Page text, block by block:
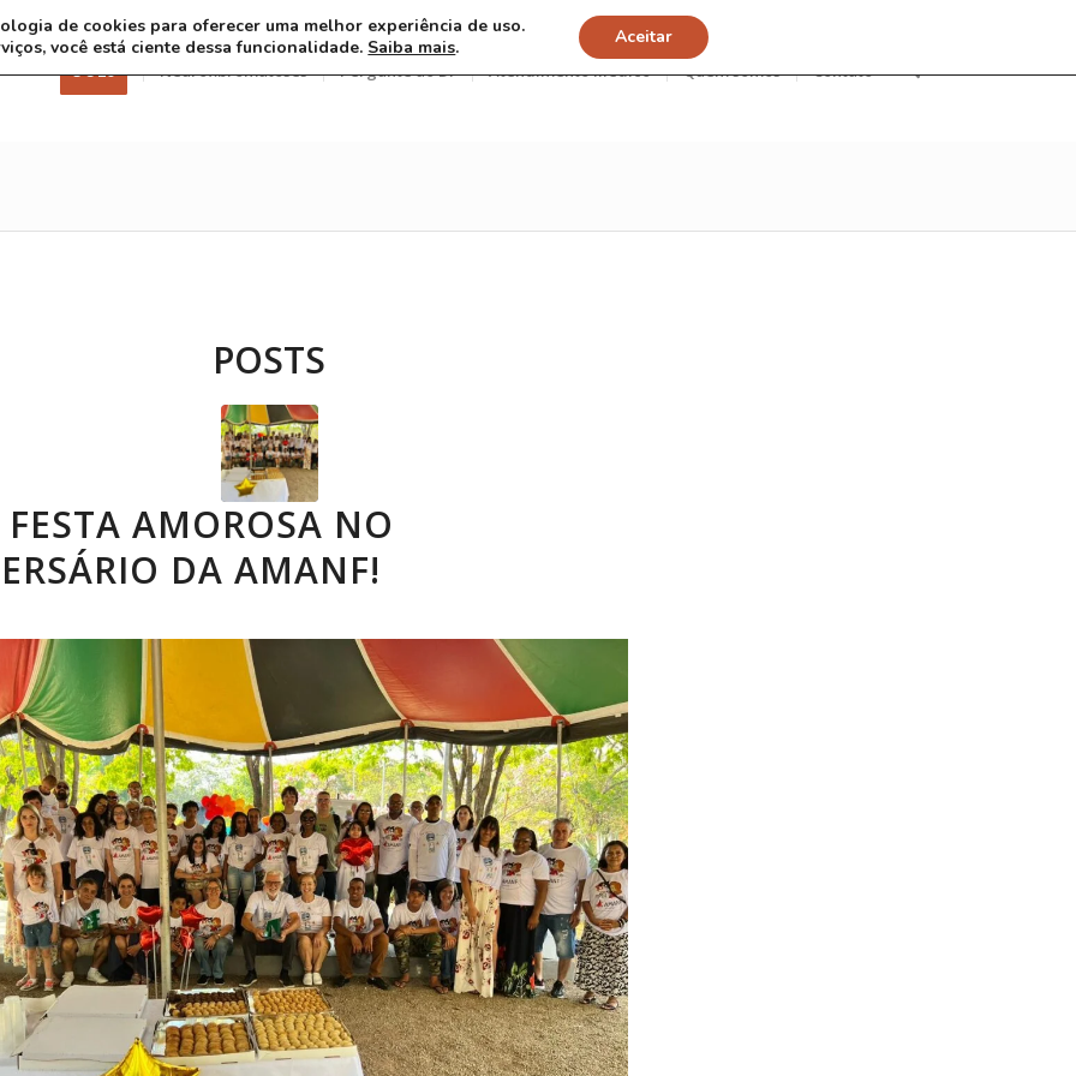
3 8 26 Neurofibromatoses Pergunte ao Dr Atendimento Médico Quem somos Contato
POSTS
AMOROSA NO
DA AMANF!
de cookies para oferecer uma melhor experiência de uso.
você está ciente dessa funcionalidade. Saiba mais. Aceitar